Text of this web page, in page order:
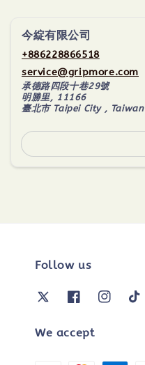
今綻有限公司
+886228866518
service@gripmore.com
承德路四段十巷29號
明勝里, 11166
臺北市 Taipei City , Taiwan
Follow us
We accept